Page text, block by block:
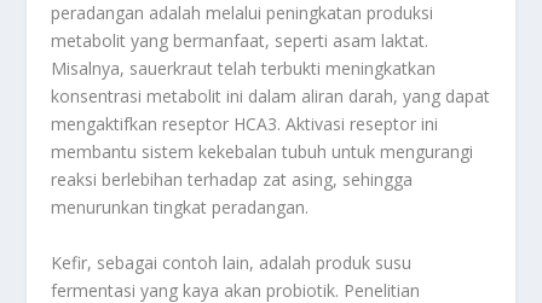
peradangan adalah melalui peningkatan produksi
metabolit yang bermanfaat, seperti asam laktat.
Misalnya, sauerkraut telah terbukti meningkatkan
konsentrasi metabolit ini dalam aliran darah, yang dapat
mengaktifkan reseptor HCA3. Aktivasi reseptor ini
membantu sistem kekebalan tubuh untuk mengurangi
reaksi berlebihan terhadap zat asing, sehingga
menurunkan tingkat peradangan.
Kefir, sebagai contoh lain, adalah produk susu
fermentasi yang kaya akan probiotik. Penelitian